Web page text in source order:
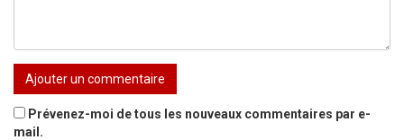
Prévenez-moi de tous les nouveaux commentaires par e-
mail.